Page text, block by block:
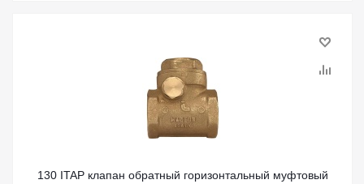
130 ITAP клапан обратный горизонтальный муфтовый